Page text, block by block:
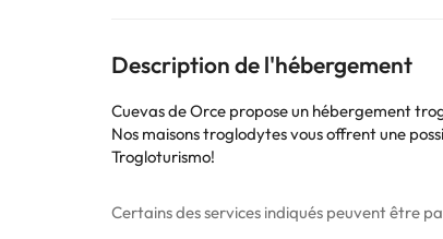
Description de l'hébergement
Cuevas de Orce propose un hébergement
Nos maisons troglodytes vous offrent une
Trogloturismo!
Certains des services indiqués peuvent être